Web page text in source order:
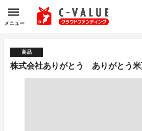
メニュー
商品
株式会社ありがとう ありがとう米